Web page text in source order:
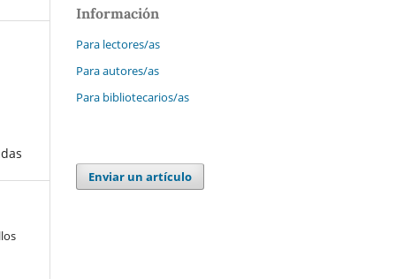
Información
Para lectores/as
Para autores/as
Para bibliotecarios/as
Enviar un artículo